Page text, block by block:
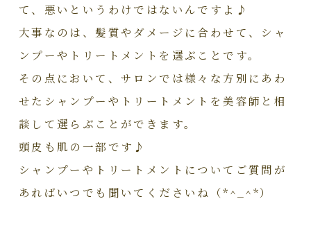
て、悪いというわけではないんですよ♪
大事なのは、髪質やダメージに合わせて、シャ
ンプーやトリートメントを選ぶことです。
その点において、サロンでは様々な方別にあわ
せたシャンプーやトリートメントを美容師と相
談して選らぶことができます。
頭皮も肌の一部です♪
シャンプーやトリートメントについてご質問が
あればいつでも聞いてくださいね（*^_^*）